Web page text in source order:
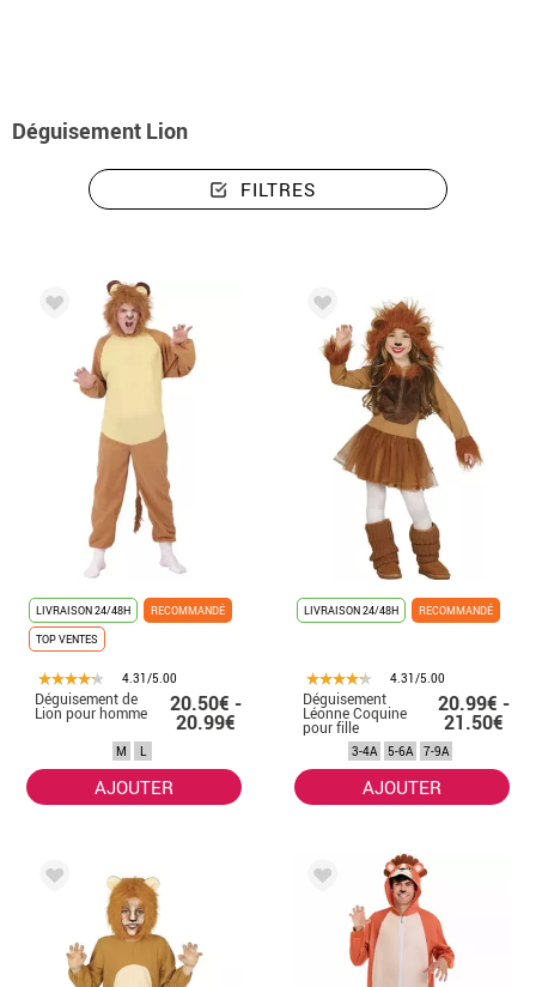
Déguisement Lion
FILTRES
LIVRAISON 24/48H
RECOMMANDÉ
TOP VENTES
4.31/5.00
Déguisement de
Lion pour homme 20.50€ -
20.99€
M L
AJOUTER
LIVRAISON 24/48H RECOMMANDÉ
4.31/5.00
Déguisement
Léonne Coquine
pour fille
20.99€ -
21.50€
3-4A 5-6A 7-9A
AJOUTER